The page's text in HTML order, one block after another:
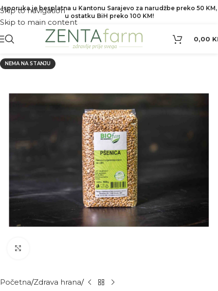
Skip to navigation
Skip to main content
Isporuka je besplatna u Kantonu Sarajevo za narudžbe preko 50 KM,
u ostatku BiH preko 100 KM!
0,00
NEMA NA STANJU
Početna Zdrava hrana